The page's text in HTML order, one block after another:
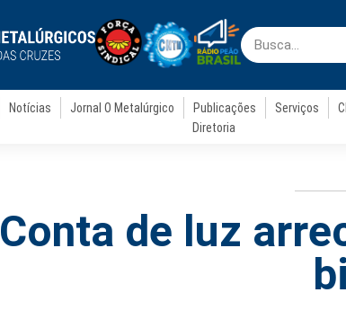
Notícias Jornal O Metalúrgico Publicações Serviços
Diretoria
Conta de luz